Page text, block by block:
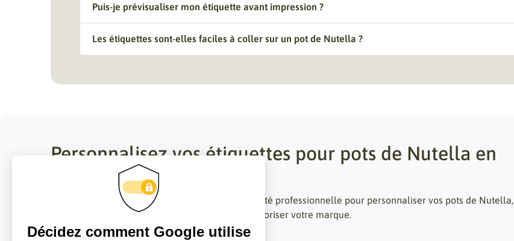
Puis-je prévisualiser mon étiquette avant impression ?
Les étiquettes sont-elles faciles à coller sur un pot de Nutella ?
Personnalisez vos étiquettes pour pots de Nutella en
quelques clics
Créez facilement une étiquette unique et de qualité professionnelle pour personnaliser vos pots de Nutella,
parfaite pour offrir, célébrer un événement ou valoriser votre marque.